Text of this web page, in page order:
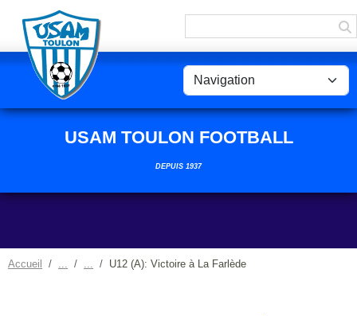
USAM TOULON FOOTBALL
DEPUIS 1937
Accueil U12 (A): Victoire à La Farlède
Panneau de gestion des cookies